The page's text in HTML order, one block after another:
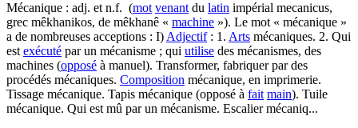
Mécanique : adj. et n.f. (mot venant du latin impérial mecanicus,
grec mêkhanikos, de mêkhanê « machine »). Le mot « mécanique »
a de nombreuses acceptions : I) Adjectif: 1. Arts mécaniques. 2. Qui
est exécuté par un mécanisme ; qui utilise des mécanismes, des
machines (opposé à manuel). Transformer, fabriquer par des
procédés mécaniques. Composition mécanique, en imprimerie.
Tissage mécanique. Tapis mécanique (opposé à fait main). Tuile
mécanique. Qui est mû par un mécanisme. Escalier mécaniq...